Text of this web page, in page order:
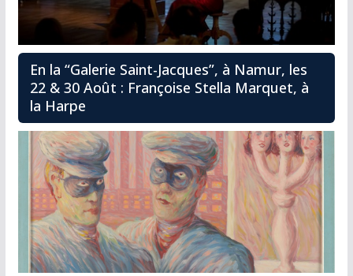
En la “Galerie Saint-Jacques”, à Namur, les
22 & 30 Août : Françoise Stella Marquet, à
la Harpe